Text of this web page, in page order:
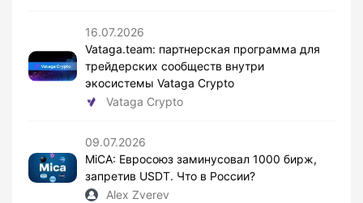
16.07.2026
Vataga.team: партнерская программа для
трейдерских сообществ внутри
экосистемы Vataga Crypto
Vataga Crypto
09.07.2026
MiCA: Евросоюз заминусовал 1000 бирж,
запретив USDT. Что в России?
Alex Zverev